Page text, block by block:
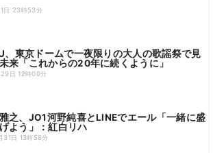
日 23時53分
、東京ドームで一夜限りの大人の歌謡祭で見
来「これからの20年に続くように」
29日 12時00分
之、JO1河野純喜とLINEでエール「一緒に盛
よう」：紅白リハ
31日 13時58分